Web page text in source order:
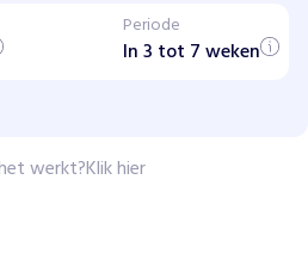
Periode
In 3 tot 7 weken
werkt?Klik hier